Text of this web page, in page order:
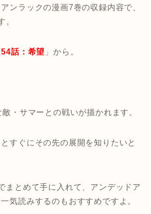
ンラックの漫画7巻の収録内容で、
。
54話：希望 」から。
・サマーとの戦いが描かれます。
すぐにその先の展開を知りたいと
まとめて手に入れて、アンデッドア
気読みするのもおすすめですよ。